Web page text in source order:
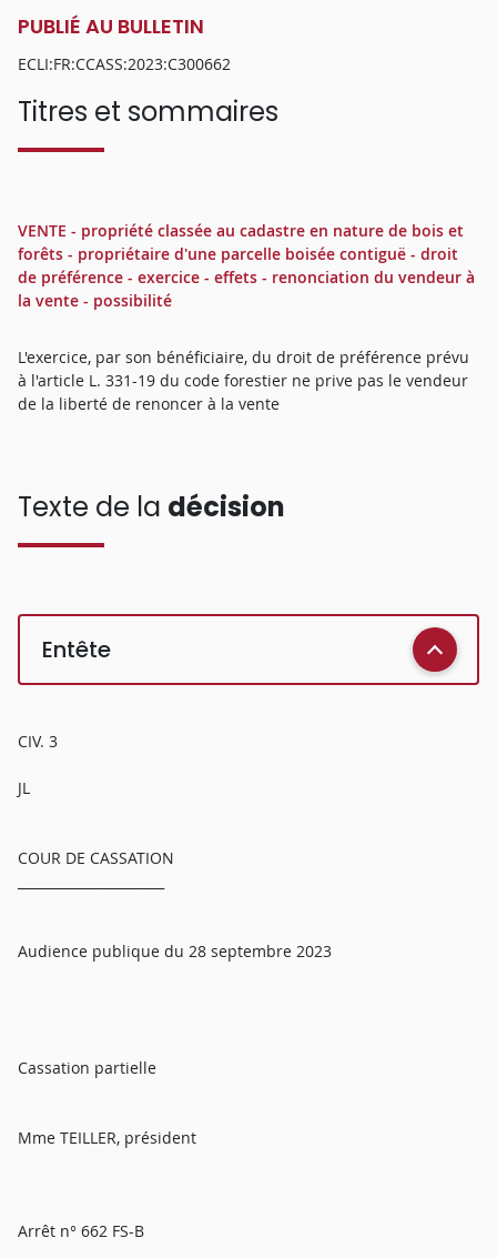
PUBLIÉ AU BULLETIN
ECLI:FR:CCASS:2023:C300662
Titres et sommaires
VENTE - propriété classée au cadastre en nature de bois et
forêts - propriétaire d'une parcelle boisée contiguë - droit
de préférence - exercice - effets - renonciation du vendeur à
la vente - possibilité
L'exercice, par son bénéficiaire, du droit de préférence prévu
à l'article L. 331-19 du code forestier ne prive pas le vendeur
de la liberté de renoncer à la vente
Texte de la décision
Entête
CIV. 3
JL
COUR DE CASSATION
Audience publique du 28 septembre 2023
Cassation partielle
Mme TEILLER, président
Arrêt n° 662 FS-B